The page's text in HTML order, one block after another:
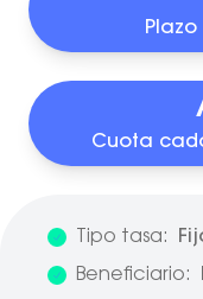
Cuota
Tipo tasa:
Beneficiario: